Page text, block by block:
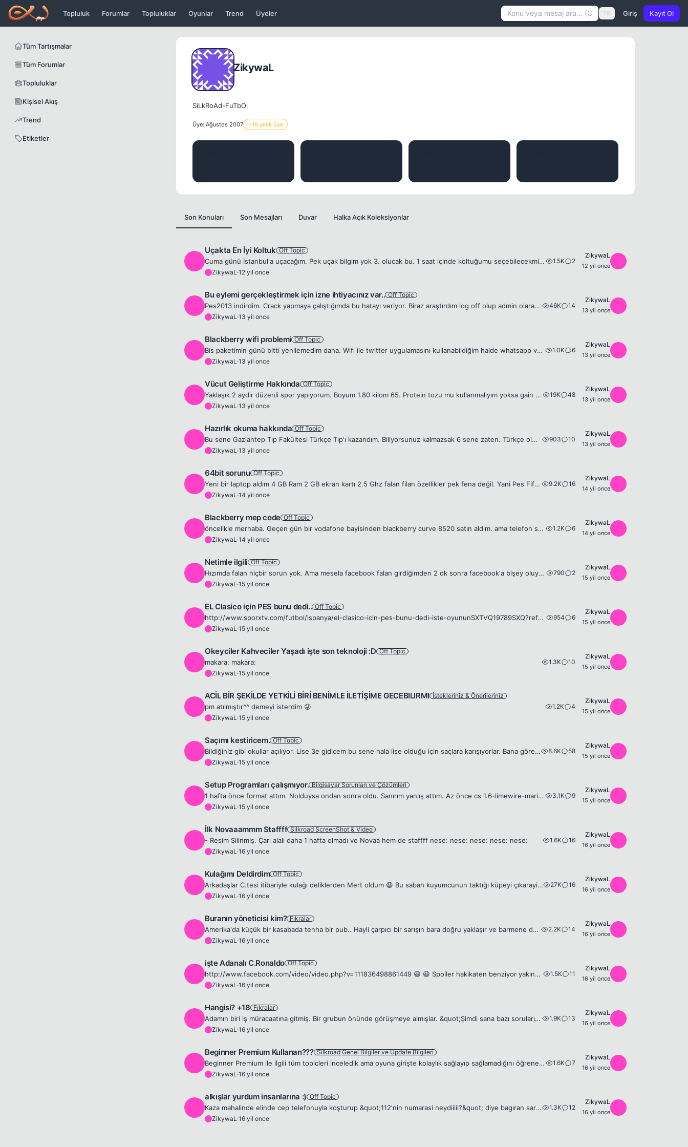
Icerige atla
Topluluk Forumlar Topluluklar Oyunlar Trend Üyeler TR Giriş Kayıt Ol
Tüm Tartışmalar
Tüm Forumlar
Topluluklar
Kişisel Akış
Trend
Etiketler
ZikywaL
SiLkRoAd-FuTbOl
Üye: Ağustos 2007 ⭐19 yıllık üye
Son Konuları Son Mesajları Duvar Halka Açık Koleksiyonlar
Uçakta En İyi Koltuk Off Topic
Cuma günü İstanbul'a uçacağım. Pek uçak bilgim yok 3. olucak bu. 1 saat içinde koltuğumu seçebilecekmişim. Hangi koltuğu önerirsiniz? Hangi sıraya kanat denk gelmez dışarısı güzel gözükür?
ZikywaL·12 yil once
1.5K 2
ZikywaL
12 yil once
Bu eylemi gerçekleştirmek için izne ihtiyacınız var.. Off Topic
Pes2013 indirdim. Crack yapmaya çalıştığımda bu hatayı veriyor. Biraz araştırdım log off olup admin olarak girin diyor ama zaten tek kullanıcı var pcde. Ne yapmam gerek bilgisi olan var mı
ZikywaL·13 yil once
46K 14
ZikywaL
13 yil once
Blackberry wifi problemi Off Topic
Bis paketimin günü bitti yenilemedim daha. Wifi ile twitter uygulamasını kullanabildiğim halde whatsapp vb programları kullanamıyorum şu an. Sebebi nedir nasıl çözerim?
ZikywaL·13 yil once
1.0K 6
ZikywaL
13 yil once
Vücut Geliştirme Hakkında Off Topic
Yaklaşık 2 aydır düzenli spor yapıyorum. Boyum 1.80 kilom 65. Protein tozu mu kullanmalıyım yoksa gain fast ürünlerinden mi kullanmalıyım?
ZikywaL·13 yil once
19K 48
ZikywaL
13 yil once
Hazırlık okuma hakkında Off Topic
Bu sene Gaziantep Tıp Fakültesi Türkçe Tıp'ı kazandım. Biliyorsunuz kalmazsak 6 sene zaten. Türkçe olmasına rağmen bir de hazırlık koymuşlar. Muafiyet sınavı girdiğim en zor ingilizce sınavıydı şuana ...
ZikywaL·13 yil once
903 10
ZikywaL
13 yil once
64bit sorunu Off Topic
Yeni bir laptop aldım 4 GB Ram 2 GB ekran kartı 2.5 Ghz falan filan özellikler pek fena değil. Yani Pes Fifa 12 kasmaması lazım ama çok kötü kasıyor oyunlar. Biraz araştırdım 64bitte kasar dediler 32b...
ZikywaL·14 yil once
9.2K 16
ZikywaL
14 yil once
Blackberry mep code Off Topic
öncelikle merhaba. Geçen gün bir vodafone bayisinden blackberry curve 8520 satın aldım. ama telefon sadece vodafone hatları kabul ediyor. Turkcell hattımı kullanmak için mep code'a ihtiyacım var. Voda...
ZikywaL·14 yil once
1.2K 6
ZikywaL
14 yil once
Netimle ilgili Off Topic
Hızımda falan hiçbir sorun yok. Ama mesela facebook falan girdiğimden 2 dk sonra facebook'a bişey oluyor ve bağlantı kopuyor facebookla. Tek çözüm çerezlerden silmek. Ancak yine 2 dk sonra bağlantı ko...
ZikywaL·15 yil once
790 2
ZikywaL
15 yil once
EL Clasico için PES bunu dedi.. Off Topic
http://www.sporxtv.com/futbol/ispanya/el-clasico-icin-pes-bunu-dedi-iste-oyununSXTVQ19789SXQ?ref=VDGEI1 olacağı bu 😈 😆 🍿
ZikywaL·15 yil once
954 6
ZikywaL
15 yil once
Okeyciler Kahveciler Yaşadı işte son teknoloji :D Off Topic
makara: makara:
ZikywaL·15 yil once
1.3K 10
ZikywaL
15 yil once
ACİL BİR ŞEKİLDE YETKİLİ BİRİ BENİMLE İLETİŞİME GECEBILIRMI İstekleriniz & Önerileriniz
pm atılmıştır^^ demeyi isterdim 😜
ZikywaL·15 yil once
1.2K 4
ZikywaL
15 yil once
Saçımı kestiricem. Off Topic
Bildiğiniz gibi okullar açılıyor. Lise 3e gidicem bu sene hala lise olduğu için saçlara karışıyorlar. Bana göre saçımdan çok memnunum ama kurallar mecbur kestiricez. Bu yakın zamandaki halim. Spoiler...
ZikywaL·15 yil once
8.6K 58
ZikywaL
15 yil once
Setup Programları çalışmıyor. Bilgisayar Sorunları ve Çözümleri
1 hafta önce format attım. Nolduysa ondan sonra oldu. Sanırım yanlış attım. Az önce cs 1.6-limewire-mario 😁 gibi şeyleri indirdim. Spoiler - Resim Silinmiş. setup dosyalarının görünümü böyle. Sağdak...
ZikywaL·15 yil once
3.1K 9
ZikywaL
15 yil once
İlk Novaaammm Staffff Silkroad ScreenShot & Video
- Resim Silinmiş. Çarı alalı daha 1 hafta olmadı ve Novaa hem de staffff nese: nese: nese: nese: nese:
ZikywaL·16 yil once
1.6K 16
ZikywaL
16 yil once
Kulağımı Deldirdim Off Topic
Arkadaşlar C.tesi itibariyle kulağı deliklerden Mert oldum 😆 Bu sabah kuyumcunun taktığı küpeyi çıkarayim dedim kendi başıma çıkaramadım. Anneme çıkarttırdım. Çıkarken acayip bi ağrısı oldu. Üstüne ...
ZikywaL·16 yil once
27K 16
ZikywaL
16 yil once
Buranın yöneticisi kim? Fıkralar
Amerika'da küçük bir kasabada tenha bir pub.. Hayli çarpıcı bir sarışın bara doğru yaklaşır ve barmene doğru eğilir.. Barmen hemen karşılık verir, o da eğilir barın üzerinden sarışına doğru.. Sarışın...
ZikywaL·16 yil once
2.2K 14
ZikywaL
16 yil once
işte Adanalı C.Ronaldo Off Topic
http://www.facebook.com/video/video.php?v=111836498861449 😆 😆 Spoiler hakikaten benziyor yakından da gördüm tıpkısının aynısı 😆
ZikywaL·16 yil once
1.5K 11
ZikywaL
16 yil once
Hangisi? +18 Fıkralar
Adamın biri iş müracaatına gitmiş. Bir grubun önünde görüşmeye almışlar. &quot;Şimdi sana bazı sorularımız olacak bakalım bilebilecek misin?&quot; demişler; adam da &quot;sorun&quot; demiş. &quot;Yol...
ZikywaL·16 yil once
1.9K 13
ZikywaL
16 yil once
Beginner Premium Kullanan??? Silkroad Genel Bilgiler ve Update Bilgileri
Beginner Premium ile ilgili tüm topicleri inceledik ama oyuna girişte kolaylık sağlayıp sağlamadığını öğrenemedik bir türlü yazmıyor hiç bir yerde.. Beginner Premium kullanan bir arkadaş varsa oyuna g...
ZikywaL·16 yil once
1.6K 7
ZikywaL
16 yil once
alkışlar yurdum insanlarına :) Off Topic
Kaza mahalinde elinde cep telefonuyla koşturup &quot;112′nin numarasi neydiiiii?&quot; diye bagıran sarışına, ——————————————– Birbirlerine ana avrat küfür eden iki kişinin arasına girip ikisine de bi...
ZikywaL·16 yil once
1.3K 12
ZikywaL
16 yil once